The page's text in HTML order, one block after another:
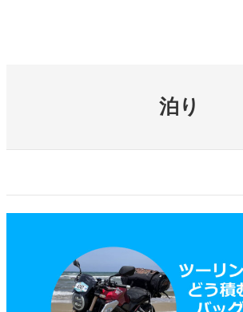
泊り